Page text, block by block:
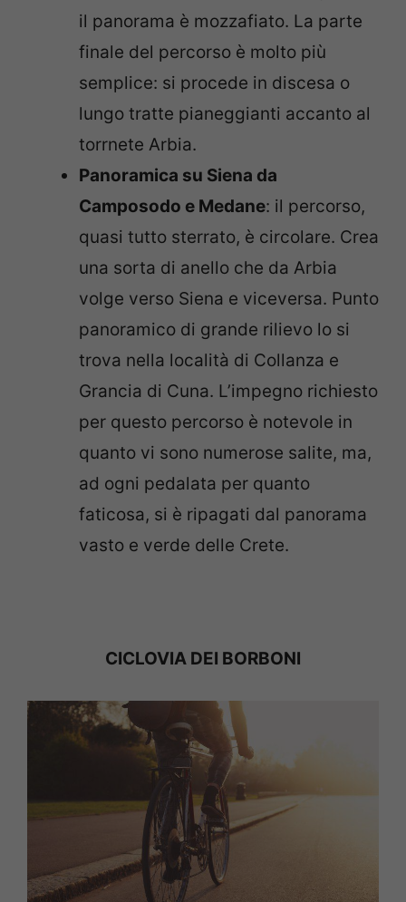
il panorama è mozzafiato. La parte
finale del percorso è molto più
semplice: si procede in discesa o
lungo tratte pianeggianti accanto al
torrnete Arbia.
Panoramica su Siena da
Camposodo e Medane: il percorso,
quasi tutto sterrato, è circolare. Crea
una sorta di anello che da Arbia
volge verso Siena e viceversa. Punto
panoramico di grande rilievo lo si
trova nella località di Collanza e
Grancia di Cuna. L’impegno richiesto
per questo percorso è notevole in
quanto vi sono numerose salite, ma,
ad ogni pedalata per quanto
faticosa, si è ripagati dal panorama
vasto e verde delle Crete.
CICLOVIA DEI BORBONI